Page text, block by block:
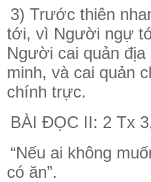
3) Trước thiên
tới, vì Người ngự
Người cai quản
minh, và cai quản
chính trực.
BÀI ĐỌC II: 2 Tx
“Nếu ai không
có ăn”.